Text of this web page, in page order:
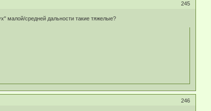
245
малой/средней дальности такие тяжелые?
246